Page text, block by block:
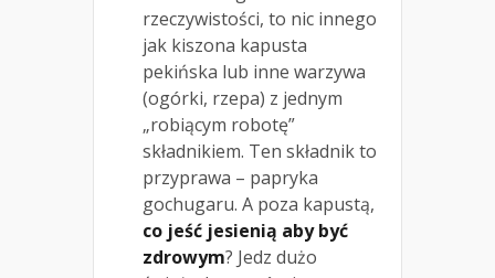
rzeczywistości, to nic innego
jak kiszona kapusta
pekińska lub inne warzywa
(ogórki, rzepa) z jednym
„robiącym robotę”
składnikiem. Ten składnik to
przyprawa – papryka
gochugaru. A poza kapustą,
co jeść jesienią aby być
zdrowym? Jedz dużo